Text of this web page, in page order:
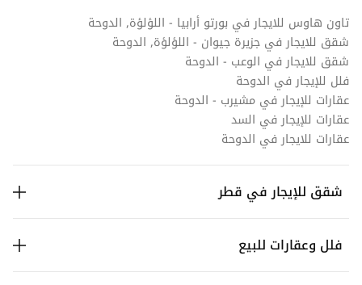
تاون هاوس للايجار في بورتو أرابيا - اللؤلؤة, الدوحة
شقق للايجار في جزيرة جيوان - اللؤلؤة, الدوحة
شقق للايجار في الوعب - الدوحة
فلل للإيجار في الدوحة
عقارات للإيجار في مشيرب - الدوحة
عقارات للإيجار في السد
عقارات للايجار في الدوحة
شقق للإيجار في قطر
فلل وعقارات للبيع